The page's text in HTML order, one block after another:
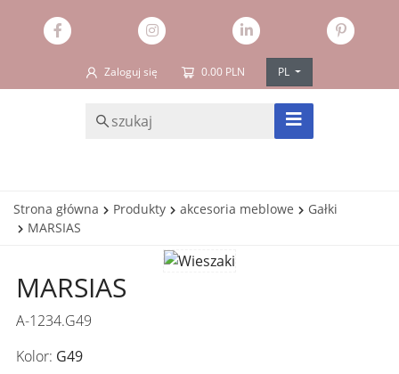
Zaloguj się 0.00 PLN PL
Strona główna Produkty akcesoria meblowe
Gałki
MARSIAS
MARSIAS
A-1234.G49
Kolor: G49